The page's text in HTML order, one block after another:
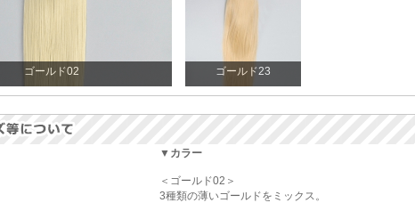
ゴールド02 ゴールド23
▼カラー
＜ゴールド02＞
3種類の薄いゴールドをミックス。